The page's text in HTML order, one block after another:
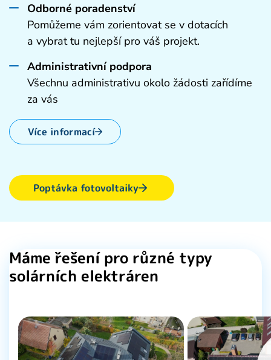
Odborné poradenství
Pomůžeme vám zorientovat se v dotacích
a vybrat tu nejlepší pro váš projekt.
Administrativní podpora
Všechnu administrativu okolo žádosti zařídíme
za vás
Více informací
Poptávka fotovoltaiky
Máme řešení pro různé typy
solárních elektráren